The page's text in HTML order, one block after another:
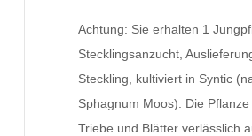
Achtung: Sie erhalten 1
Stecklingsanzucht,
Steckling, kultiviert in Syntic
Sphagnum Moos). Die
Triebe und Blätter verlässlich